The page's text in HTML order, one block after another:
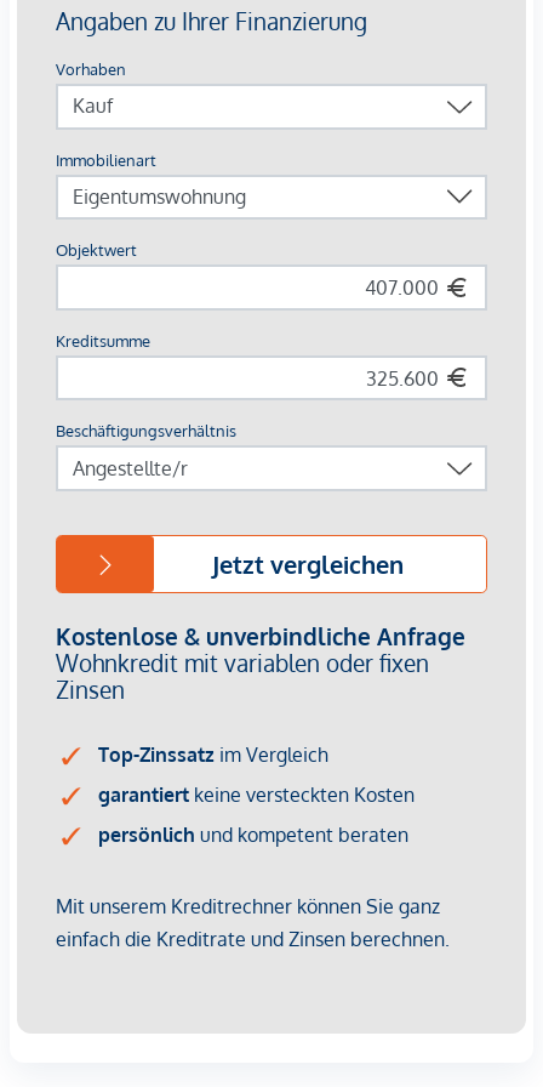
Parkett- und Feinsteinzeugböden
Holzoberflächen & Brettsperrholzdecken
Fußbodenheizung & -temperierung
Außenliegender Sonnenschutz (Raffstores, EG mit
Rollläden)
Moderne Lüftungssysteme mit Fensterspaltlüftern
von EUR 286.000,- bis EUR 1.238.000,- netto zzgl. 20% USt.
Zu erwartender Mietertrag
von ca. EUR 17,50 bis EUR 22,50 netto/m²
40.000,00 netto angekauft werden.
Provisionsfrei für den Käufer!
Bei diesem Angebot handelt es sich um eine
Vorsorgewohnung, die zu Vermietungszwecken erworben
20% USt. Diese Daten sind vorbehaltlich möglicher
Wir weisen darauf hin, dass zwischen dem Vermittler und
Der Vermittler ist als Doppelmakler tätig.